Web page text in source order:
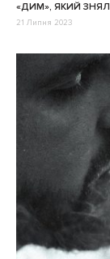
«ДИМ», ЯКИЙ
21 Липня 2023